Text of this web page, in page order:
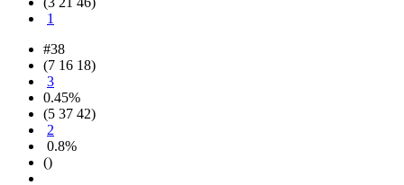
1
#38
(7 16 18)
3
0.45%
(5 37 42)
2
0.8%
()